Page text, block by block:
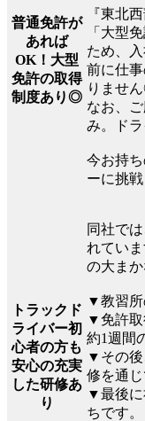
普通免許が
あれば
OK！大型
免許の取得
制度あり◎
『東北
「大型
ため、
前に仕
りませ
なお、
み。ド
今お持
ーに挑
トラックド
ライバー初
心者の方も
安心の充実
した研修あ
り
同社で
れてい
の大まか
▼教習所
▼免許取
約1週間
▼その後
修を通
▼最後に
ちです。